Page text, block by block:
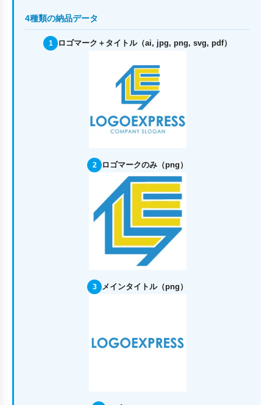
4種類の納品データ
1 ロゴマーク＋タイトル（ai, jpg, png, svg, pdf）
2 ロゴマークのみ（png）
3 メインタイトル（png）